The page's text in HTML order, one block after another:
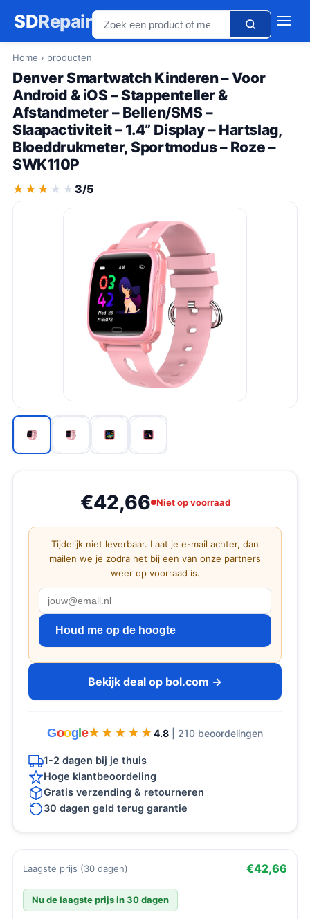
SDRepair
Home › producten
Denver Smartwatch Kinderen – Voor
Android & iOS – Stappenteller &
Afstandmeter – Bellen/SMS –
Slaapactiviteit – 1.4” Display – Hartslag,
Bloeddrukmeter, Sportmodus – Roze –
SWK110P
★★★★★
★★★★★ 3/5
€42,66 Niet op voorraad
Tijdelijk niet leverbaar. Laat je e-mail achter, dan
mailen we je zodra het bij een van onze partners
weer op voorraad is.
Houd me op de hoogte
Bekijk deal op bol.com →
Goog e★★★★★
★★★★★ 4.8 | 210 beoordelingen
1-2 dagen bij je thuis
Hoge klantbeoordeling
Gratis verzending & retourneren
30 dagen geld terug garantie
Laagste prijs (30 dagen) €42,66
Nu de laagste prijs in 30 dagen